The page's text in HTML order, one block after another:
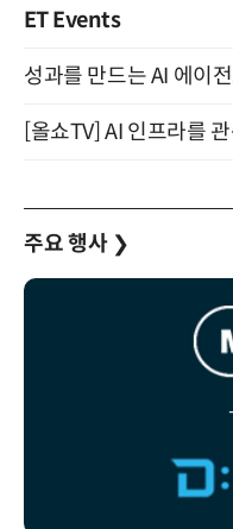
ET Events
주요 행사 ❯